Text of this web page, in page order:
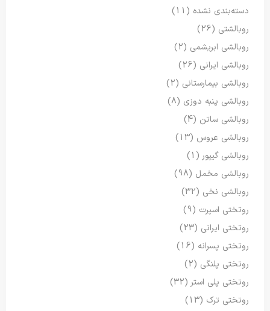
دسته‌بندی نشده (11)
روبالشتی (26)
روبالشی ابریشمی (2)
روبالشی ایرانی (26)
روبالشی بیمارستانی (2)
روبالشی پنبه دوزی (8)
روبالشی ساتن (4)
روبالشی عروس (13)
روبالشی گیپور (1)
روبالشی مخمل (98)
روبالشی نخی (32)
روتختی اسپرت (9)
روتختی ایرانی (23)
روتختی پسرانه (16)
روتختی پلنگی (2)
روتختی پلی استر (32)
روتختی ترک (13)